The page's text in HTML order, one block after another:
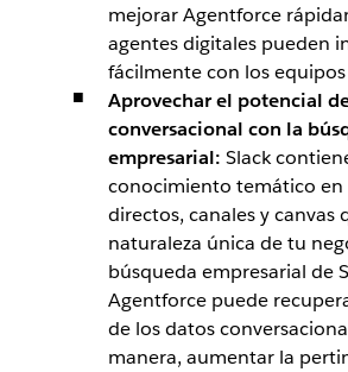
mejorar Agentforce
agentes digitales pueden
fácilmente con los equipos
Aprovechar el potencial
conversacional con la
empresarial: Slack
conocimiento temático en
directos, canales y canvas
naturaleza única de tu
búsqueda empresarial de
Agentforce puede
de los datos
manera, aumentar la